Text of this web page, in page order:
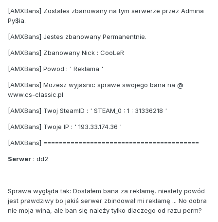
[AMXBans] Zostales zbanowany na tym serwerze przez Admina
Py$ia.
[AMXBans] Jestes zbanowany Permanentnie.
[AMXBans] Zbanowany Nick : CooLeR
[AMXBans] Powod : ' Reklama '
[AMXBans] Mozesz wyjasnic sprawe swojego bana na @
www.cs-classic.pl
[AMXBans] Twoj SteamID : ' STEAM_0 : 1 : 31336218 '
[AMXBans] Twoje IP : ' 193.33.174.36 '
[AMXBans] ========================================
Serwer : dd2
Sprawa wygląda tak: Dostałem bana za reklamę, niestety powód
jest prawdziwy bo jakiś serwer zbindował mi reklamę ... No dobra
nie moja wina, ale ban się należy tylko dlaczego od razu perm?